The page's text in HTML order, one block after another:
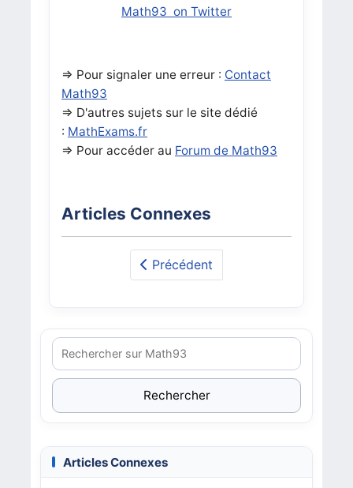
Math93 on Twitter
=> Pour signaler une erreur : Contact
Math93
=> D'autres sujets sur le site dédié
: MathExams.fr
=> Pour accéder au Forum de Math93
Articles Connexes
Précédent
Rechercher
Articles Connexes